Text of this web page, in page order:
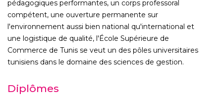
pédagogiques performantes, un corps professoral
compétent, une ouverture permanente sur
l'environnement aussi bien national qu'international et
une logistique de qualité, l'École Supérieure de
Commerce de Tunis se veut un des pôles universitaires
tunisiens dans le domaine des sciences de gestion.
Diplômes